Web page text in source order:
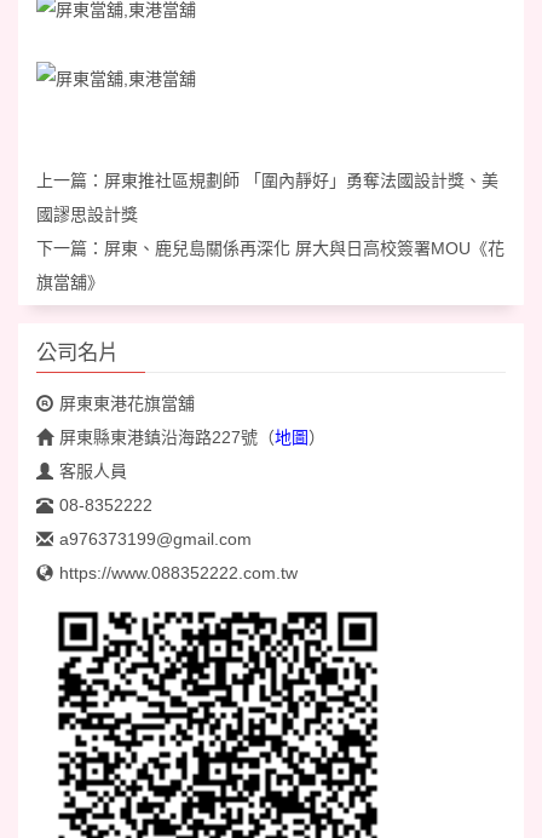
上一篇： 屏東推社區規劃師 「圍內靜好」勇奪法國設計獎、美
國謬思設計獎
下一篇： 屏東、鹿兒島關係再深化 屏大與日高校簽署MOU《花
旗當舖》
公司名片
屏東東港花旗當舖
屏東縣東港鎮沿海路227號 （地圖）
客服人員
08-8352222
a976373199@gmail.com
https://www.088352222.com.tw